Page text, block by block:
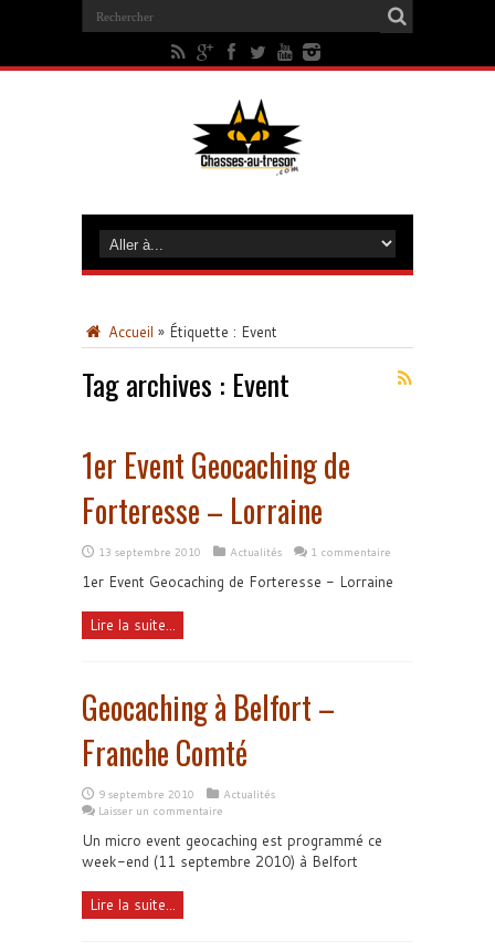
Accueil » Étiquette : Event
Tag archives : Event
1er Event Geocaching de
Forteresse – Lorraine
13 septembre 2010 Actualités 1 commentaire
1er Event Geocaching de Forteresse - Lorraine
Lire la suite...
Geocaching à Belfort –
Franche Comté
9 septembre 2010
Actualités
Laisser un commentaire
Un micro event geocaching est programmé ce
week-end (11 septembre 2010) à Belfort
Lire la suite...